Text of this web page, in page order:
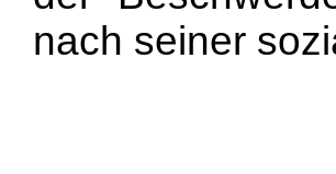
nach seiner